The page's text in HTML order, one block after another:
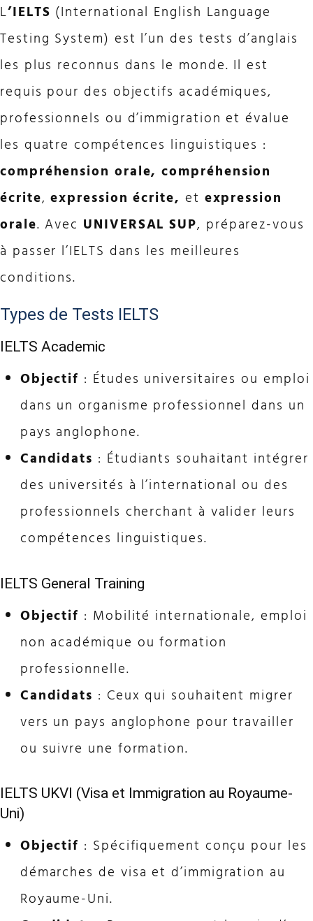
L’IELTS (International English Language
Testing System) est l’un des tests d’anglais
les plus reconnus dans le monde. Il est
requis pour des objectifs académiques,
professionnels ou d’immigration et évalue
les quatre compétences linguistiques :
compréhension orale, compréhension
écrite, expression écrite, et expression
orale. Avec UNIVERSAL SUP, préparez-vous
à passer l’IELTS dans les meilleures
conditions.
Types de Tests IELTS
IELTS Academic
Objectif : Études universitaires ou emploi
dans un organisme professionnel dans un
pays anglophone.
Candidats : Étudiants souhaitant intégrer
des universités à l’international ou des
professionnels cherchant à valider leurs
compétences linguistiques.
IELTS General Training
Objectif : Mobilité internationale, emploi
non académique ou formation
professionnelle.
Candidats : Ceux qui souhaitent migrer
vers un pays anglophone pour travailler
ou suivre une formation.
IELTS UKVI (Visa et Immigration au Royaume-
Uni)
Objectif : Spécifiquement conçu pour les
démarches de visa et d’immigration au
Royaume-Uni.